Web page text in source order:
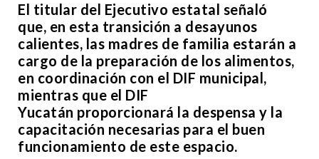
El titular del Ejecutivo estatal señaló
que, en esta transición a desayunos
calientes, las madres de familia estarán a
cargo de la preparación de los alimentos,
en coordinación con el DIF municipal,
mientras que el DIF
Yucatán proporcionará la despensa y la
capacitación necesarias para el buen
funcionamiento de este espacio.